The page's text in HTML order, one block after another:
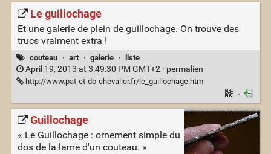
Le guillochage
Et une galerie de plein de guillochage. On trouve des
trucs vraiment extra !
couteau · art · galerie · liste
April 19, 2013 at 3:49:30 PM GMT+2 · permalien
http://www.pat-et-do-chevalier.fr/le_guillochage.htm
·
Guillochage
« Le Guillochage : ornement simple du
dos de la lame d'un couteau. »